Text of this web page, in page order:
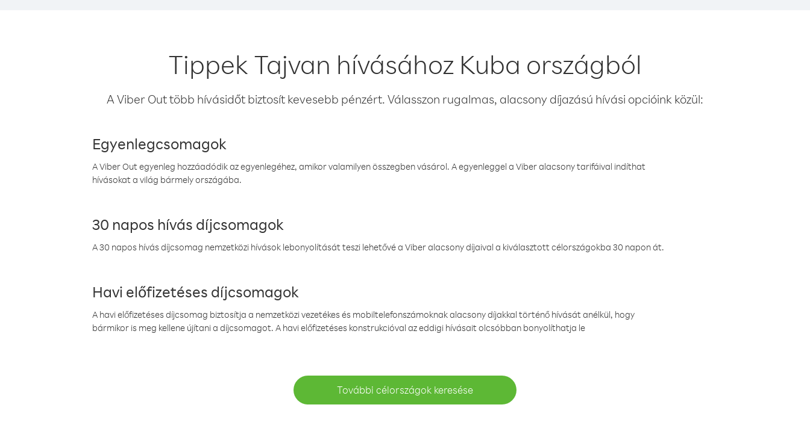
Tippek Tajvan hívásához Kuba országból
A Viber Out több hívásidőt biztosít kevesebb pénzért. Válasszon rugalmas, alacsony díjazású hívási opcióink közül:
Egyenlegcsomagok
A Viber Out egyenleg hozzáadódik az egyenlegéhez, amikor valamilyen összegben vásárol. A egyenleggel a Viber alacsony tarifáival indíthat
hívásokat a világ bármely országába.
30 napos hívás díjcsomagok
A 30 napos hívás díjcsomag nemzetközi hívások lebonyolítását teszi lehetővé a Viber alacsony díjaival a kiválasztott célországokba 30 napon át.
Havi előfizetéses díjcsomagok
A havi előfizetéses díjcsomag biztosítja a nemzetközi vezetékes és mobiltelefonszámoknak alacsony díjakkal történő hívását anélkül, hogy
bármikor is meg kellene újítani a díjcsomagot. A havi előfizetéses konstrukcióval az eddigi hívásait olcsóbban bonyolíthatja le
További célországok keresése